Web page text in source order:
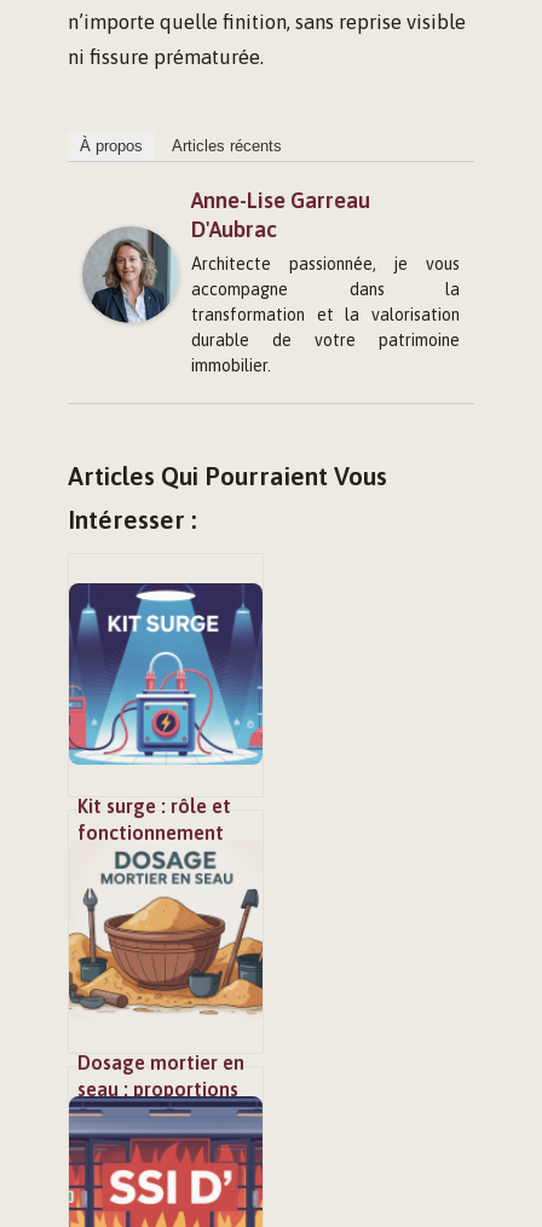
n’importe quelle finition, sans reprise visible
ni fissure prématurée.
À propos Articles récents
Anne-Lise Garreau
D'Aubrac
Architecte passionnée, je vous
accompagne dans la
transformation et la valorisation
durable de votre patrimoine
immobilier.
Articles Qui Pourraient Vous
Intéresser :
Kit surge : rôle et
fonctionnement
dans la protection
électrique
Dosage mortier en
seau : proportions
simples et résultats
fiables